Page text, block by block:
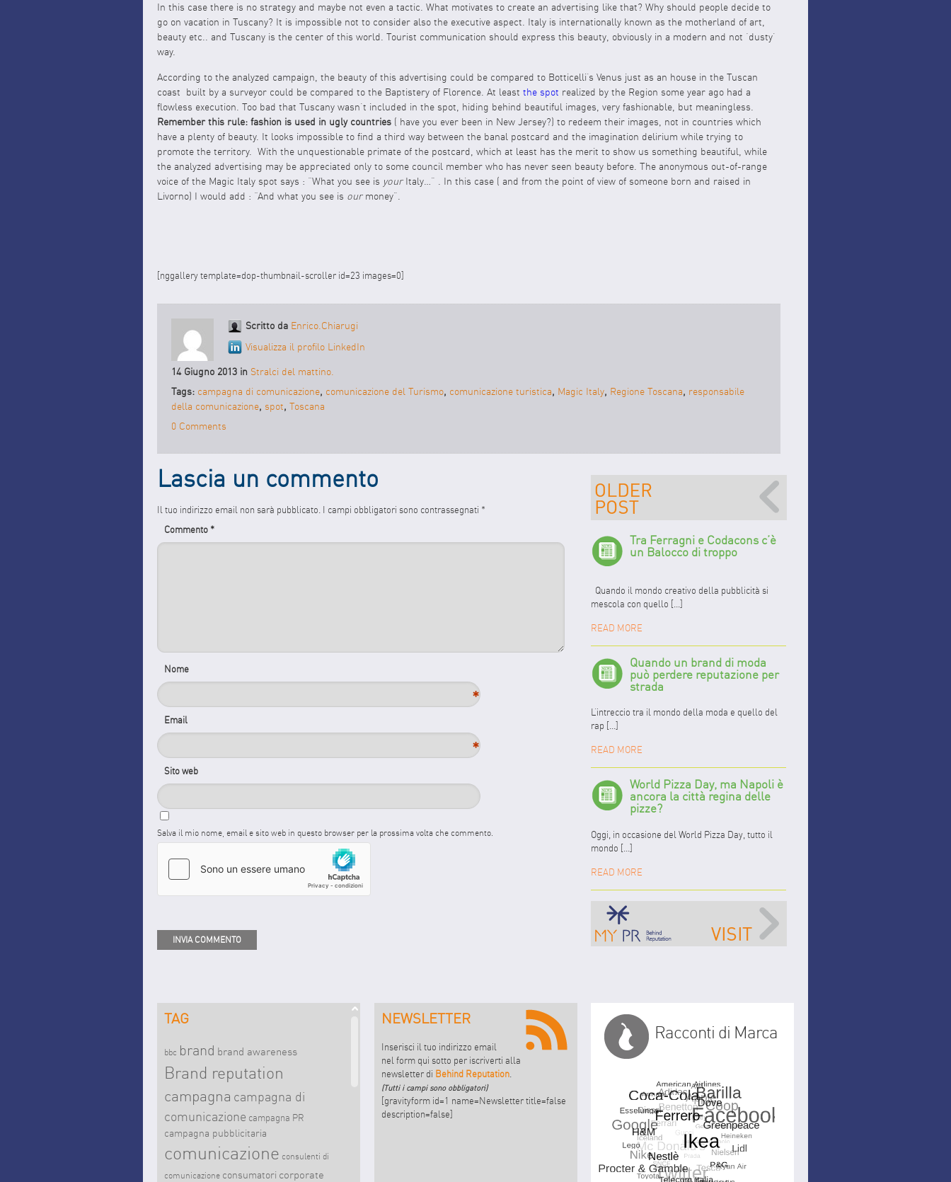
In this case there is no strategy and maybe not even a tactic. What motivates to create an advertising like that? Why should people decide to
go on vacation in Tuscany? It is impossible not to consider also the executive aspect. Italy is internationally known as the motherland of art,
beauty etc.. and Tuscany is the center of this world. Tourist communication should express this beauty, obviously in a modern and not ‘dusty’
way.
According to the analyzed campaign, the beauty of this advertising could be compared to Botticelli’s Venus just as an house in the Tuscan
coast built by a surveyor could be compared to the Baptistery of Florence. At least the spot realized by the Region some year ago had a
flowless execution. Too bad that Tuscany wasn’t included in the spot, hiding behind beautiful images, very fashionable, but meaningless.
Remember this rule: fashion is used in ugly countries ( have you ever been in New Jersey?) to redeem their images, not in countries which
have a plenty of beauty. It looks impossible to find a third way between the banal postcard and the imagination delirium while trying to
promote the territory. With the unquestionable primate of the postcard, which at least has the merit to show us something beautiful, while
the analyzed advertising may be appreciated only to some council member who has never seen beauty before. The anonymous out-of-range
voice of the Magic Italy spot says : “What you see is yourItaly…” . In this case ( and from the point of view of someone born and raised in
Livorno) I would add : “And what you see is ourmoney”.
[nggallery template=dop-thumbnail-scroller id=23 images=0]
Scritto da Enrico.Chiarugi
Visualizza il profilo LinkedIn
14 Giugno 2013 in Stralci del mattino.
Tags: campagna di comunicazione, comunicazione del Turismo, comunicazione turistica, Magic Italy, Regione Toscana, responsabile
della comunicazione, spot, Toscana
0 Comments
Lascia un commento
Il tuo indirizzo email non sarà pubblicato. I campi obbligatori sono contrassegnati *
Commento *
Nome
*
Email
*
Sito web
Salva il mio nome, email e sito web in questo browser per la prossima volta che commento.
Tra Ferragni e Codacons c’è
un Balocco di troppo
Quando il mondo creativo della pubblicità si
mescola con quello [...]
READ MORE
Quando un brand di moda
può perdere reputazione per
strada
L’intreccio tra il mondo della moda e quello del
rap [...]
READ MORE
World Pizza Day, ma Napoli è
ancora la città regina delle
pizze?
Oggi, in occasione del World Pizza Day, tutto il
mondo [...]
READ MORE
TAG
bbc brand brand awareness
Brand reputation
campagna campagna di
comunicazione campagna PR
campagna pubblicitaria
comunicazione consulenti di
comunicazione consumatori corporate
NEWSLETTER
Inserisci il tuo indirizzo email
nel form qui sotto per iscriverti alla
newsletter di Behind Reputation.
(Tutti i campi sono obbligatori)
[gravityform id=1 name=Newsletter title=false
description=false]
Racconti di Marca